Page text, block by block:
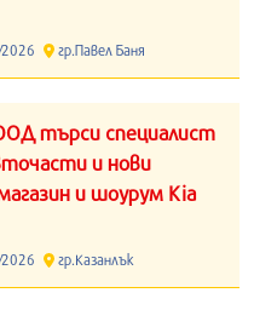
гр.Павел Баня
търси специалист
и нови
и шоурум Kia
гр.Казанлък